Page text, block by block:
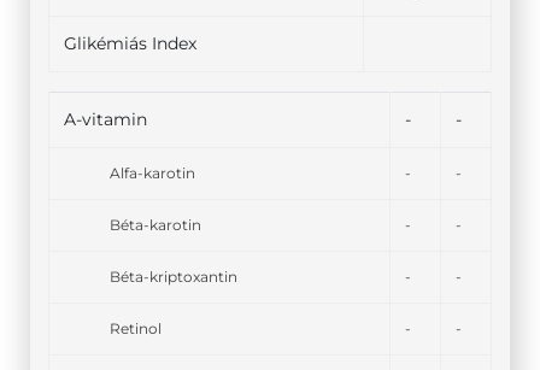
Glikémiás Index
A-vitamin - -
Alfa-karotin - -
Béta-karotin - -
Béta-kriptoxantin - -
Retinol - -